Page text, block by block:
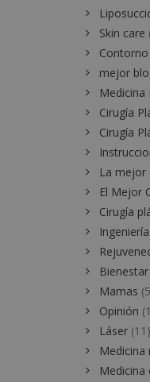
Skin care
mejor
Medicina
Cirugía
Cirugía
La mejor
El Mejor
Cirugía
Mamas
Opinión
Láser (11)
Medicina
Medicina